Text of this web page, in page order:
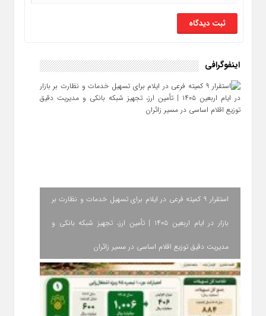
اینفوگرافی
استقرار ۹ کمیته فرعی در ایلام برای تسهیل خدمات و نظارت بر
بازار در ایام اربعین ۱۴۰۵ | تأمین ارز، تجهیز شبکه بانکی و
مدیریت دقیق توزیع اقلام اساسی در مسیر زائران